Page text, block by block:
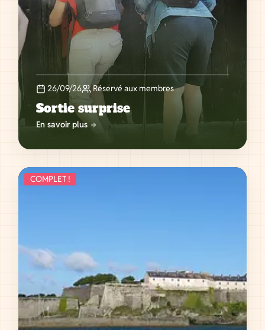
26/09/26 Réservé aux membres
Sortie surprise
En savoir plus
COMPLET !